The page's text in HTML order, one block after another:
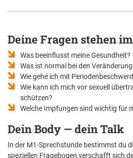
Deine Fragen stehen
Was beeinflusst meine Gesundheit?
Was ist normal bei den
Wie gehe ich mit
Wie kann ich mich vor sexuell
schützen?
Welche Impfungen sind wichtig für
Dein Body — dein Talk
In der M1-Sprechstunde bestimmst du
speziellen Fragebogen verschafft sich